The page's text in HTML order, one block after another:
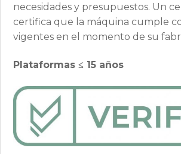
necesidades y presupuestos. Un
certifica que la máquina cumple
vigentes en el momento de su
Plataformas ≤ 15 años